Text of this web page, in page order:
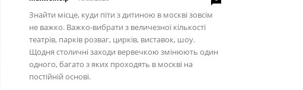
Знайти місце, куди піти з дитиною в москві зовсім
не важко. Важко-вибрати з величезної кількості
театрів, парків розваг, цирків, виставок, шоу.
Щодня столичні заходи вервечкою змінюють один
одного, багато з яких проходять в москві на
постійній основі.